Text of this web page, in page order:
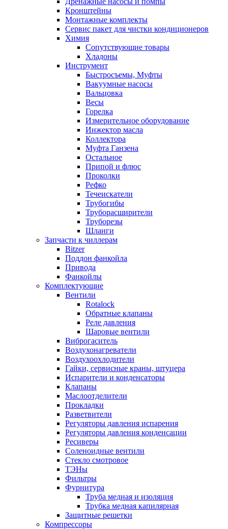
Кронштейны
Монтажные комплекты
Сервис пакет для чистки кондиционеров
Химия
Сопутствующие товары
Хладоны
Инструмент
Быстросъемы, Муфты
Вакуумные насосы
Вальцовка
Весы
Горелка
Измерительное оборудование
Инжектор масла
Коллектора
Муфта Ганзена
Остальное
Припой и флюс
Проколки
Рефко
Течеискатели
Трубогибы
Труборасширители
Труборезы
Шланги
Запчасти к чиллерам
Bitzer
Поддон фанкойла
Привода
Фанкойлы
Комплектующие
Вентили
Rotalock
Обратные клапаны
Реле давления
Шаровые вентили
Виброгаситель
Воздухонагреватели
Воздухоохлодители
Гайки, сервисные краны, штуцера
Испарители и конденсаторы
Клапаны
Маслоотделители
Прокладки
Разветвители
Регуляторы давления испарения
Регуляторы давления конденсации
Ресиверы
Соленоидные вентили
Стекло смотровое
ТЭНы
Фильтры
Фурнитура
Труба медная и изоляция
Трубка медная капилярная
Защитные решетки
Компрессоры